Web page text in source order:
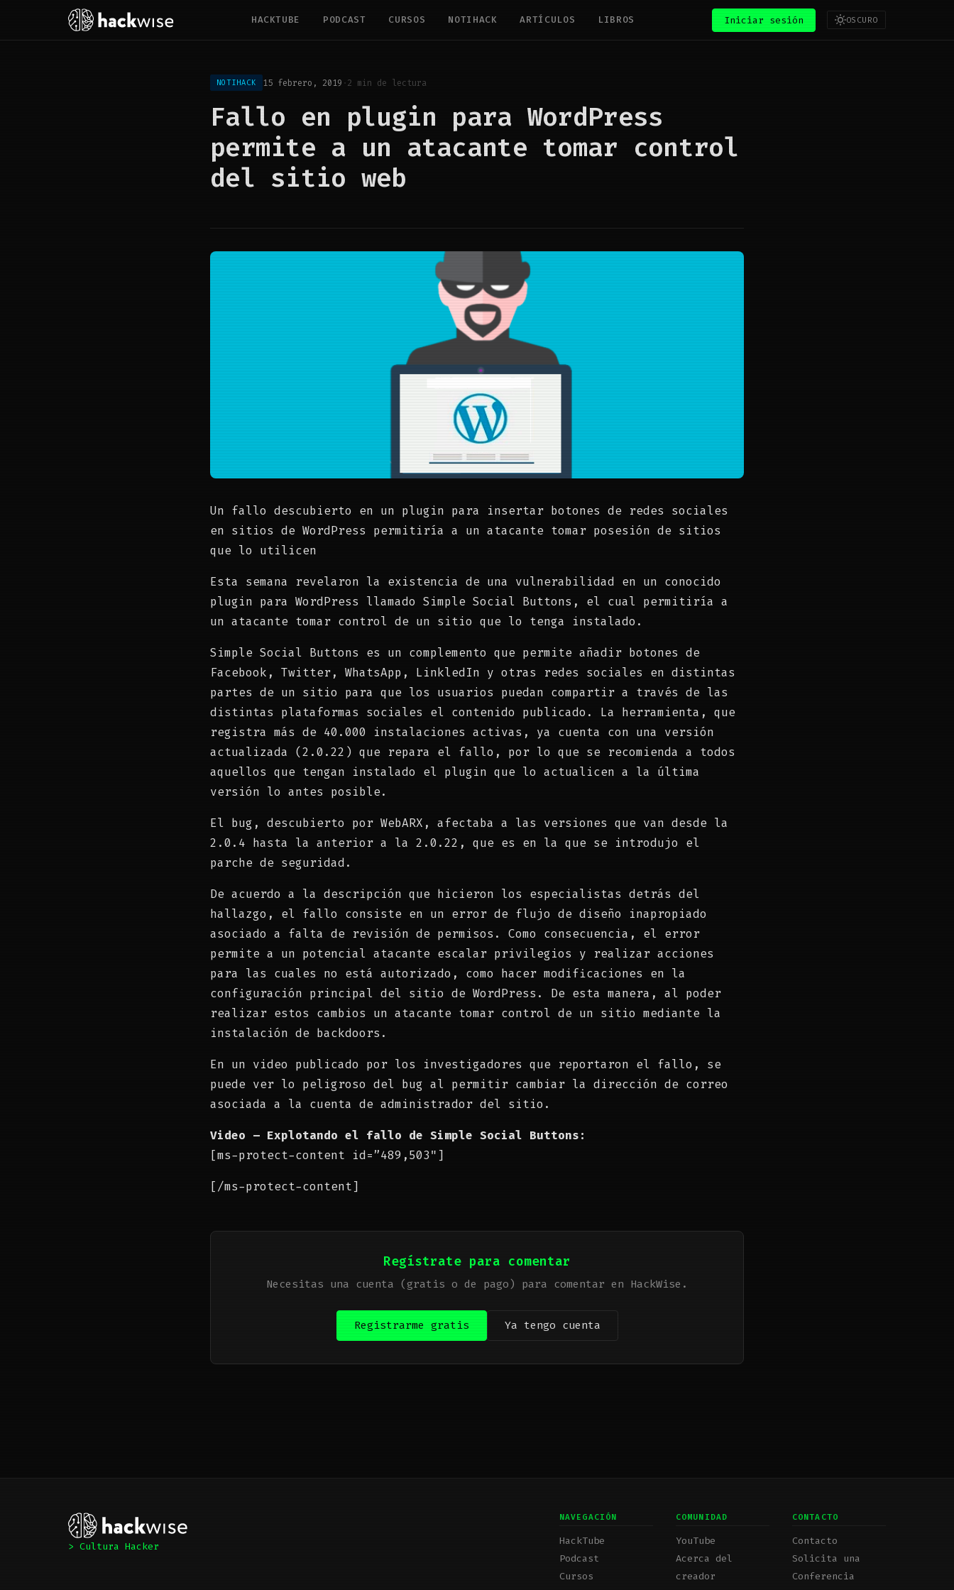
HACKTUBE PODCAST CURSOS NOTIHACK ARTÍCULOS LIBROS Iniciar sesión OSCURO
NOTIHACK 15 febrero, 2019 ·2 min de lectura
Fallo en plugin para WordPress
permite a un atacante tomar control
del sitio web
Un fallo descubierto en un plugin para insertar botones de redes sociales
en sitios de WordPress permitiría a un atacante tomar posesión de sitios
que lo utilicen
Esta semana revelaron la existencia de una vulnerabilidad en un conocido
plugin para WordPress llamado Simple Social Buttons, el cual permitiría a
un atacante tomar control de un sitio que lo tenga instalado.
Simple Social Buttons es un complemento que permite añadir botones de
Facebook, Twitter, WhatsApp, LinkledIn y otras redes sociales en distintas
partes de un sitio para que los usuarios puedan compartir a través de las
distintas plataformas sociales el contenido publicado. La herramienta, que
registra más de 40.000 instalaciones activas, ya cuenta con una versión
actualizada (2.0.22) que repara el fallo, por lo que se recomienda a todos
aquellos que tengan instalado el plugin que lo actualicen a la última
versión lo antes posible.
El bug, descubierto por WebARX, afectaba a las versiones que van desde la
2.0.4 hasta la anterior a la 2.0.22, que es en la que se introdujo el
parche de seguridad.
De acuerdo a la descripción que hicieron los especialistas detrás del
hallazgo, el fallo consiste en un error de flujo de diseño inapropiado
asociado a falta de revisión de permisos. Como consecuencia, el error
permite a un potencial atacante escalar privilegios y realizar acciones
para las cuales no está autorizado, como hacer modificaciones en la
configuración principal del sitio de WordPress. De esta manera, al poder
realizar estos cambios un atacante tomar control de un sitio mediante la
instalación de backdoors.
En un video publicado por los investigadores que reportaron el fallo, se
puede ver lo peligroso del bug al permitir cambiar la dirección de correo
asociada a la cuenta de administrador del sitio.
Video – Explotando el fallo de Simple Social Buttons:
[ms-protect-content id=”489,503″]
[/ms-protect-content]
Regístrate para comentar
Necesitas una cuenta (gratis o de pago) para comentar en HackWise.
Registrarme gratis Ya tengo cuenta
> Cultura Hacker
NAVEGACIÓN
HackTube
Podcast
Cursos
COMUNIDAD
YouTube
Acerca del
creador
CONTACTO
Contacto
Solicita una
Conferencia